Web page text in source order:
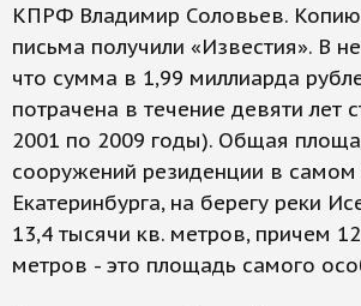
КПРФ Владимир Соловьев. Копию
письма получили «Известия». В
что сумма в 1,99 миллиарда
потрачена в течение девяти лет
2001 по 2009 годы). Общая
сооружений резиденции в самом
Екатеринбурга, на берегу реки
13,4 тысячи кв. метров, причем
метров - это площадь самого